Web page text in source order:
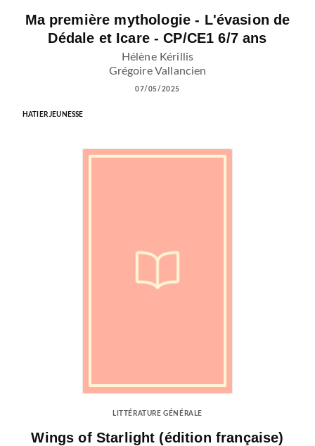
Ma première mythologie - L'évasion de
Dédale et Icare - CP/CE1 6/7 ans
Hélène Kérillis
Grégoire Vallancien
07/05/2025
HATIER JEUNESSE
LITTÉRATURE GÉNÉRALE
Wings of Starlight (édition française)